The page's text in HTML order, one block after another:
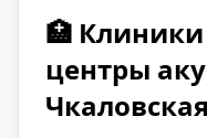
🏥
центры